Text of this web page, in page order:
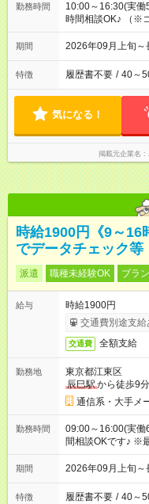
勤務時間
10:00～16:30(実
時間相談OK♪ （※
期間 2026年09月上旬
特徴 履歴書不要 / 40～
気になる！
掲載元企業名
時給1900円《9～16
でデータチェック等
派遣 職種未経験OK ブラ
給与
時給1900円
交通費別途支給
交通費 全額支給
勤務地
東京都江東区
辰巳駅から徒歩9分
通信系・大手メ
勤務時間
09:00～16:00(実
間相談OKです♪ ※
期間 2026年09月上旬
特徴 履歴書不要 / 40～